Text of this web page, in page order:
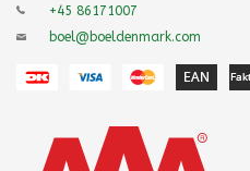
+45 86171007
boel@boeldenmark.com